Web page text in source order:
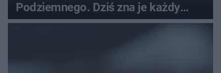
Podziemnego. Dziś zna je każdy
pielgrzym